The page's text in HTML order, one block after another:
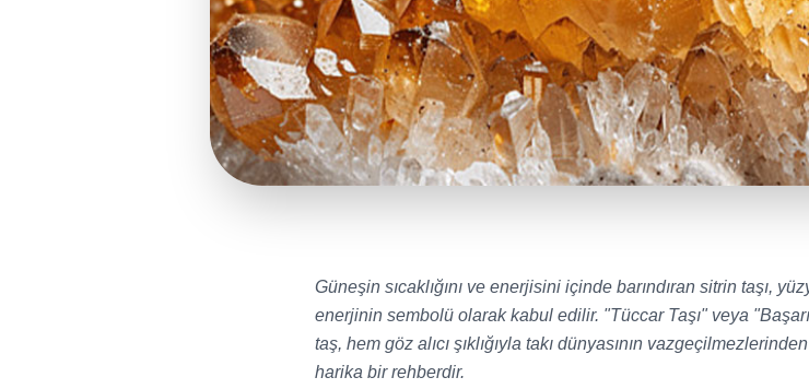
Güneşin sıcaklığını ve enerjisini içinde barındıran sitrin taşı,
enerjinin sembolü olarak kabul edilir. "Tüccar Taşı" veya
taş, hem göz alıcı şıklığıyla takı dünyasının
harika bir rehberdir.